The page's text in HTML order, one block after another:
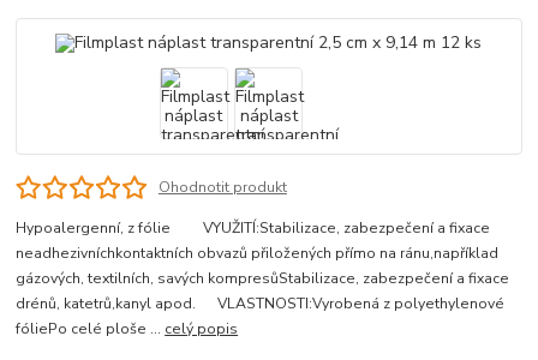
Ohodnotit produkt
Hypoalergenní, z fólie VYUŽITÍ:Stabilizace, zabezpečení a fixace
neadhezivníchkontaktních obvazů přiložených přímo na ránu,například
gázových, textilních, savých kompresůStabilizace, zabezpečení a fixace
drénů, katetrů,kanyl apod. VLASTNOSTI:Vyrobená z polyethylenové
fóliePo celé ploše ... celý popis